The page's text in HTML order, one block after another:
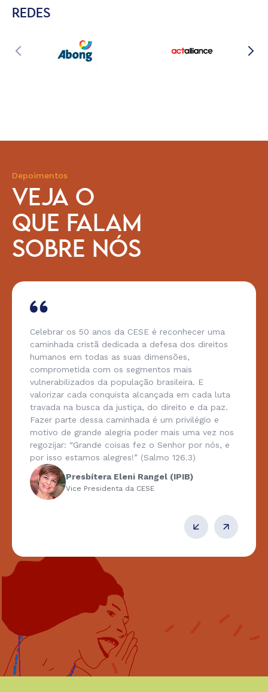
REDES
Depoimentos
VEJA O
QUE FALAM
SOBRE NÓS
Celebrar os 50 anos da CESE é reconhecer uma
caminhada cristã dedicada a defesa dos direitos
humanos em todas as suas dimensões,
comprometida com os segmentos mais
vulnerabilizados da população brasileira. E
valorizar cada conquista alcançada em cada luta
travada na busca da justiça, do direito e da paz.
Fazer parte dessa caminhada é um privilégio e
motivo de grande alegria poder mais uma vez nos
regozijar: “Grande coisas fez o Senhor por nós, e
por isso estamos alegres!” (Salmo 126.3)
Presbítera Eleni Rangel (IPIB)
Vice Presidenta da CESE